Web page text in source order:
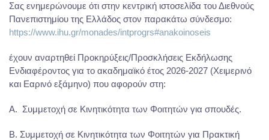
Σας ενημερώνουμε ότι στην κεντρική ιστοσελίδα του Διεθνούς
Πανεπιστημίου της Ελλάδος στον παρακάτω σύνδεσμο:
https://www.ihu.gr/monades/intprogrs#anakoinoseis
έχουν αναρτηθεί Προκηρύξεις/Προσκλήσεις Εκδήλωσης
Ενδιαφέροντος για το ακαδημαϊκό έτος 2026-2027 (Χειμερινό
και Εαρινό εξάμηνο) που αφορούν στη:
Α. Συμμετοχή σε Κινητικότητα των Φοιτητών για σπουδές.
Β. Συμμετοχή σε Κινητικότητα των Φοιτητών για Πρακτική